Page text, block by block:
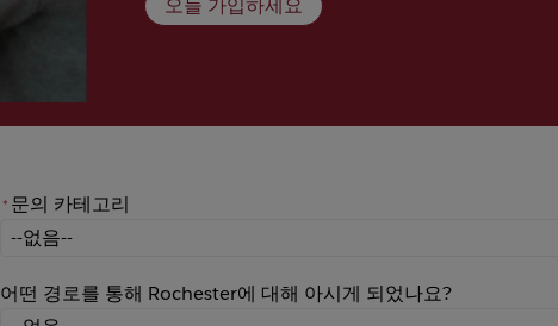
오늘 가입하세요
* 문의 카테고리
문의 카테고리
어떤 경로를 통해 Rochester에 대해 아시게 되었나요?
어떤 경로를 통해 Rochester에 대해 아시게 되었나요?